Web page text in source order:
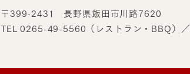
〒399-2431 長野県飯田市川路7620
TEL 0265-49-5560（レストラン・BBQ） ／